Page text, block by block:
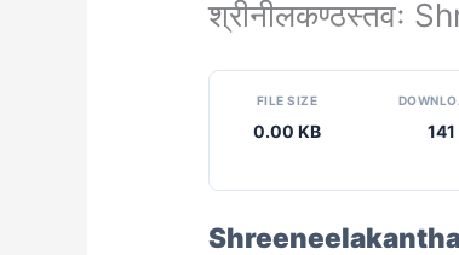
श्रीनीलकण्ठस्तवः
FILE SIZE
0.00 KB 141